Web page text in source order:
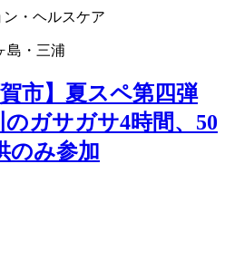
・ヘルスケア
島・三浦
市】夏スペ第四弾
ガサガサ4時間、50
のみ参加